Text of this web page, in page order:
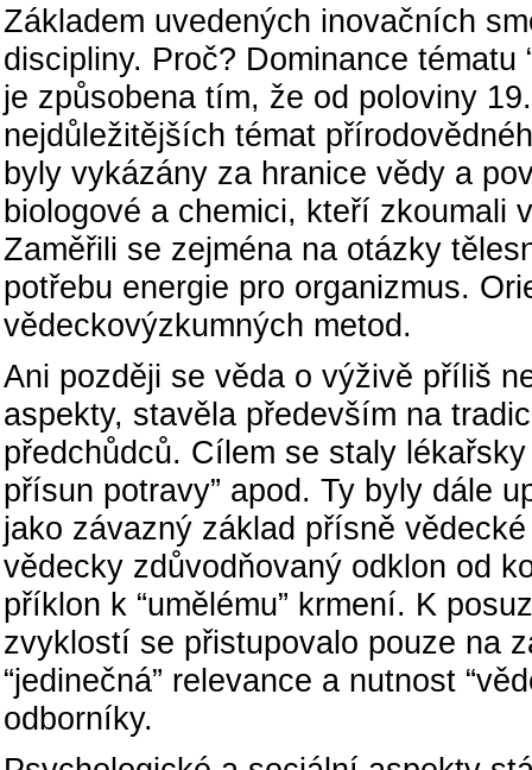
Základem uvedených inovačních
discipliny. Proč? Dominance tématu
je způsobena tím, že od poloviny
nejdůležitějších témat
byly vykázány za hranice vědy a
biologové a chemici, kteří zkoumali
Zaměřili se zejména na otázky
potřebu energie pro organizmus.
vědeckovýzkumných metod.
Ani později se věda o výživě příliš
aspekty, stavěla především na
předchůdců. Cílem se staly
přísun potravy” apod. Ty byly dále
jako závazný základ přísně
vědecky zdůvodňovaný odklon od
příklon k “umělému” krmení. K
zvyklostí se přistupovalo pouze na
“jedinečná” relevance a nutnost
odborníky.